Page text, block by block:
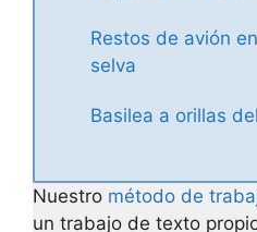
Restos de avión
selva
Basilea a orillas
Nuestro método de
un trabajo de texto